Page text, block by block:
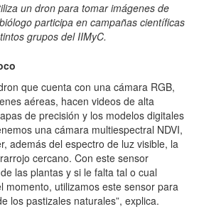
un dron para tomar imágenes de
participa en campañas científicas
grupos del IIMyC.
que cuenta con una cámara RGB,
aéreas, hacen videos de alta
de precisión y los modelos digitales
una cámara multiespectral NDVI,
además del espectro de luz visible, la
cercano. Con este sensor
las plantas y si le falta tal o cual
momento, utilizamos este sensor para
los pastizales naturales”, explica.